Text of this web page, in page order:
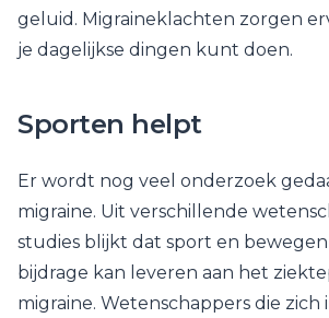
geluid. Migraineklachten zorgen
je dagelijkse dingen kunt doen.
Sporten helpt
Er wordt nog veel onderzoek
migraine. Uit verschillende
studies blijkt dat sport en
bijdrage kan leveren aan het
migraine. Wetenschappers die zich